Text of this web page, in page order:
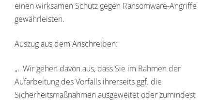
einen wirksamen Schutz gegen Ransomware-Angriffe
gewährleisten.
Auszug aus dem Anschreiben:
„…Wir gehen davon aus, dass Sie im Rahmen der
Aufarbeitung des Vorfalls ihrerseits ggf. die
Sicherheitsmaßnahmen ausgeweitet oder zumindest